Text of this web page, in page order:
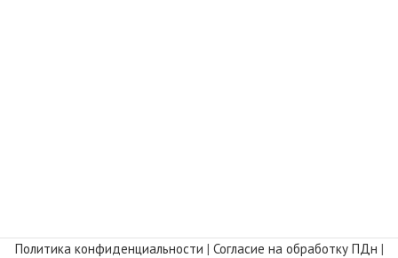
Политика конфиденциальности | Согласие на обработку ПДн |